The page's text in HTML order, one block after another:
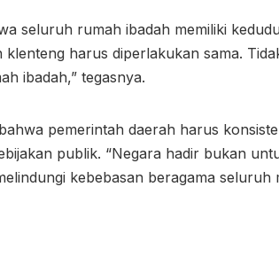
seluruh rumah ibadah memiliki
harus diperlakukan sama.
ibadah,” tegasnya.
pemerintah daerah harus
publik. “Negara hadir bukan
kebebasan beragama seluruh